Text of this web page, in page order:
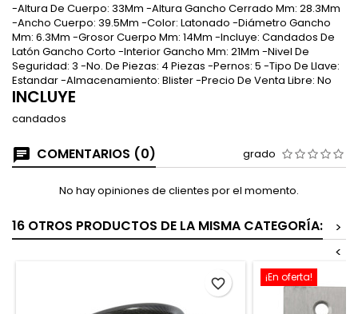
-Altura De Cuerpo: 33Mm -Altura Gancho Cerrado Mm: 28.3Mm
-Ancho Cuerpo: 39.5Mm -Color: Latonado -Diámetro Gancho
Mm: 6.3Mm -Grosor Cuerpo Mm: 14Mm -Incluye: Candados De
Latón Gancho Corto -Interior Gancho Mm: 21Mm -Nivel De
Seguridad: 3 -No. De Piezas: 4 Piezas -Pernos: 5 -Tipo De Llave:
Estandar -Almacenamiento: Blister -Precio De Venta Libre: No
INCLUYE
candados
COMENTARIOS (0) grado
No hay opiniones de clientes por el momento.
16 OTROS PRODUCTOS DE LA MISMA CATEGORÍA:
>
<
favorite_border ¡En oferta!